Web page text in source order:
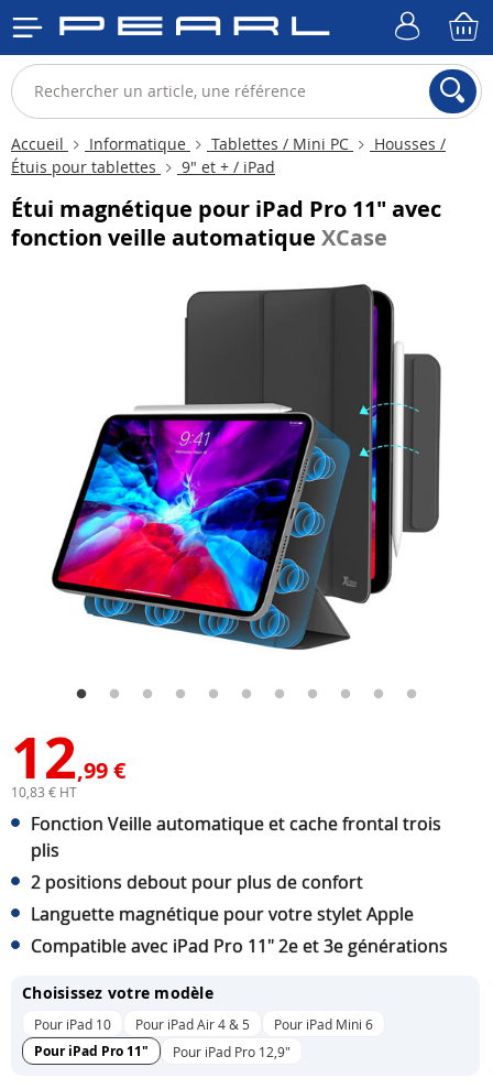
Accueil Informatique Tablettes / Mini PC
Housses /
Étuis pour tablettes
9" et + / iPad
Étui magnétique pour iPad Pro 11" avec
fonction veille automatique XCase
12,99 €
10,83 € HT
Fonction Veille automatique et cache frontal trois
plis
2 positions debout pour plus de confort
Languette magnétique pour votre stylet Apple
Compatible avec iPad Pro 11" 2e et 3e générations
Choisissez votre modèle
Pour iPad 10 Pour iPad Air 4 & 5 Pour iPad Mini 6
Pour iPad Pro 11" Pour iPad Pro 12,9"